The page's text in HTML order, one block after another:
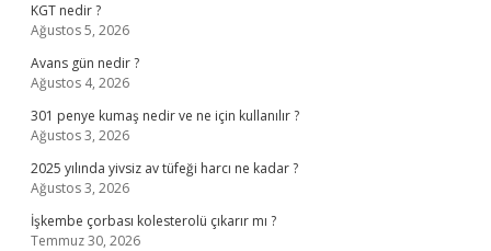
KGT nedir ?
Ağustos 5, 2026
Avans gün nedir ?
Ağustos 4, 2026
301 penye kumaş nedir ve ne için kullanılır ?
Ağustos 3, 2026
2025 yılında yivsiz av tüfeği harcı ne kadar ?
Ağustos 3, 2026
İşkembe çorbası kolesterolü çıkarır mı ?
Temmuz 30, 2026